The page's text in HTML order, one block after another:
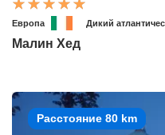
Европа Дикий
Малин Хед
Расстояние 80 km